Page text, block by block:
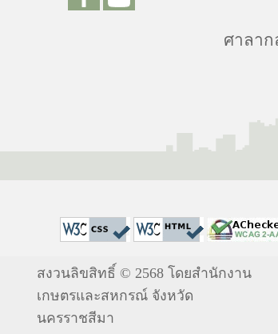
ศาลาก
สงวนลิขสิทธิ์ © 2568 โดยสำนักงาน
เกษตรและสหกรณ์ จังหวัด
นครราชสีมา